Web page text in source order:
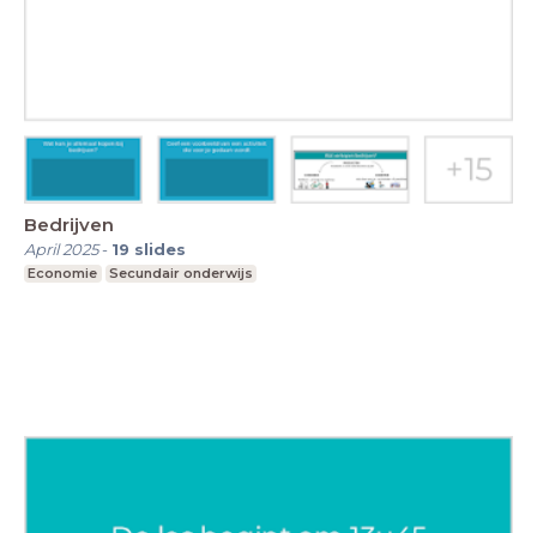
Bedrijven
April 2025- 19 slides
Economie Secundair onderwijs